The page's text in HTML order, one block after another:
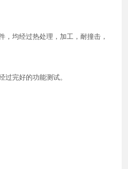
，均经过热处理，加工，耐撞击，
过完好的功能测试。